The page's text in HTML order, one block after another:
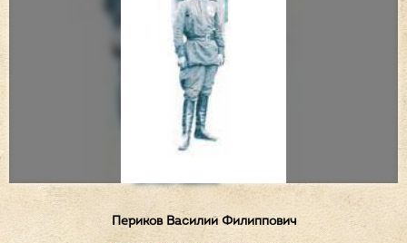
Периков Василий Филиппович